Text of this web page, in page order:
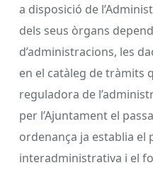
a disposició de
dels seus òrgans
d’administracions, les
en el catàleg de tràmits
reguladora de
per l’Ajuntament el
ordenança ja establia el
interadministrativa i el